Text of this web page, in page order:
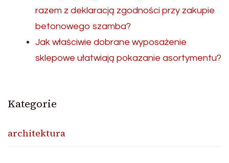
razem z deklaracją zgodności przy zakupie
betonowego szamba?
Jak właściwie dobrane wyposażenie
sklepowe ułatwiają pokazanie asortymentu?
Kategorie
architektura